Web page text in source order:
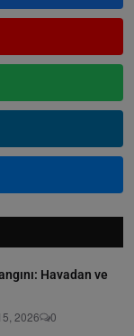
Havadan ve
2026 0